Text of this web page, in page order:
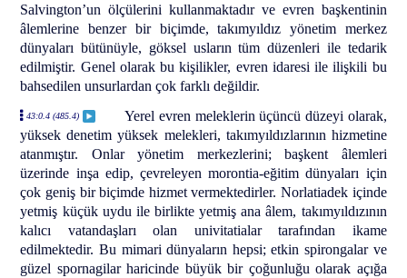
Salvington’un ölçülerini kullanmaktadır ve evren başkentinin
âlemlerine benzer bir biçimde, takımyıldız yönetim merkez
dünyaları bütünüyle, göksel usların tüm düzenleri ile tedarik
edilmiştir. Genel olarak bu kişilikler, evren idaresi ile ilişkili bu
bahsedilen unsurlardan çok farklı değildir.
43:0.4 (485.4)
Yerel evren meleklerin üçüncü düzeyi olarak,
yüksek denetim yüksek melekleri, takımyıldızlarının hizmetine
atanmıştır. Onlar yönetim merkezlerini; başkent âlemleri
üzerinde inşa edip, çevreleyen morontia-eğitim dünyaları için
çok geniş bir biçimde hizmet vermektedirler. Norlatiadek içinde
yetmiş küçük uydu ile birlikte yetmiş ana âlem, takımyıldızının
kalıcı vatandaşları olan univitatialar tarafından ikame
edilmektedir. Bu mimari dünyaların hepsi; etkin spirongalar ve
güzel spornagilar haricinde büyük bir çoğunluğu olarak açığa